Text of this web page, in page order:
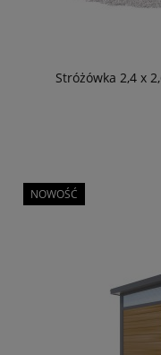
Stróżówka 2,4 x
NOWOŚĆ